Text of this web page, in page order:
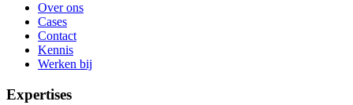
Over ons
Cases
Contact
Kennis
Werken bij
Expertises